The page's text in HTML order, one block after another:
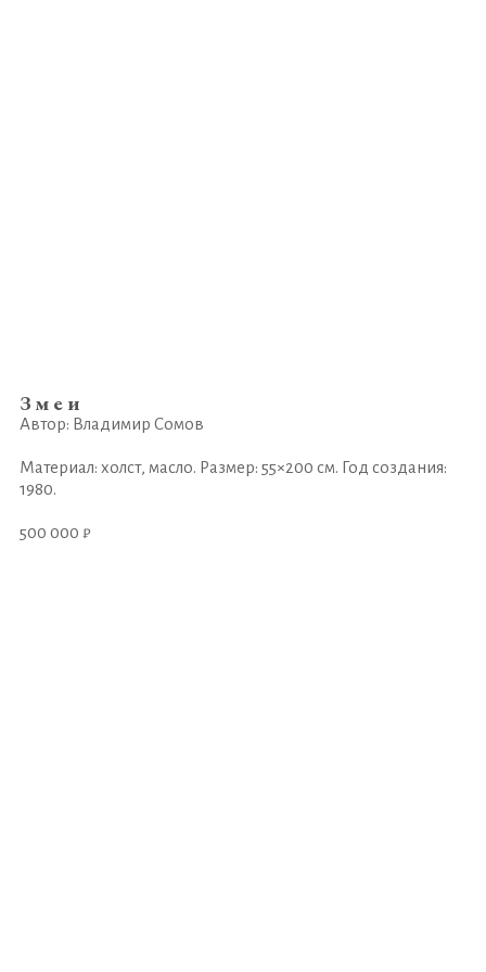
Змеи
Автор: Владимир Сомов
Материал: холст, масло. Размер: 55×200 см. Год создания:
1980.
500 000 ₽